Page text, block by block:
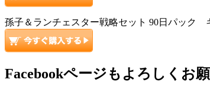
孫子＆ランチェスター戦略セット 90日パック
Facebookページもよろしくお